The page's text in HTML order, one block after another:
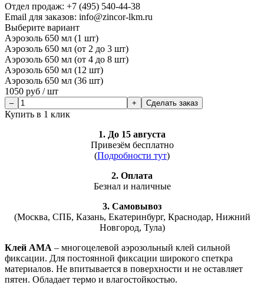
Отдел продаж: +7 (495) 540-44-38
Email для заказов: info@zincor-lkm.ru
Выберите вариант
Аэрозоль 650 мл (1 шт)
Аэрозоль 650 мл (от 2 до 3 шт)
Аэрозоль 650 мл (от 4 до 8 шт)
Аэрозоль 650 мл (12 шт)
Аэрозоль 650 мл (36 шт)
1050 руб /шт
Сделать заказ
Купить в 1 клик
1. До 15 августа
Привезём бесплатно
(Подробности тут)
2. Оплата
Безнал и наличные
3. Самовывоз
(Москва, СПБ, Казань, Екатеринбург, Краснодар, Нижний
Новгород, Тула)
Клей АМА – многоцелевой аэрозольный клей сильной
фиксации. Для постоянной фиксации широкого спеткра
материалов. Не впитывается в поверхности и не оставляет
пятен. Обладает термо и влагостойкостью.